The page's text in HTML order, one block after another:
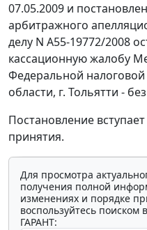
07.05.2009 и
арбитражного
делу N А55-19772/2008
кассационную жалобу
Федеральной
области, г. Тольятти -
Постановление
принятия.
Для просмотра
получения полной
изменениях и порядке
воспользуйтесь
ГАРАНТ: